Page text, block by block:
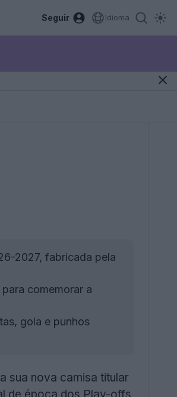
Seguir Idioma
2027, fabricada pela
comemorar a
gola e punhos
sua nova camisa titular